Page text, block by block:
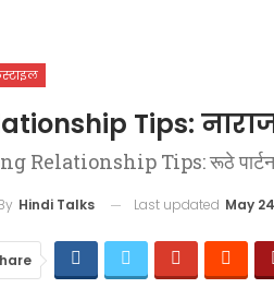
Tips:
Relationship Tips: रूठे पार्टनर
Hindi Talks Last updated May